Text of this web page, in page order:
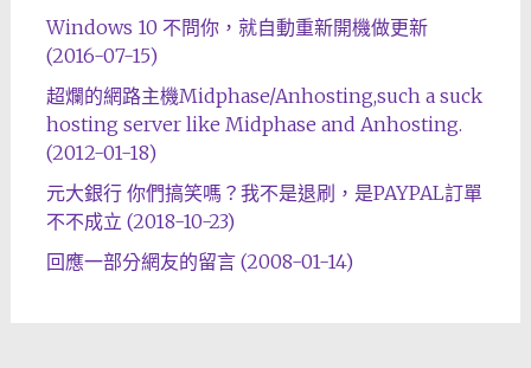
Windows 10 不問你，就自動重新開機做更新
(2016-07-15)
超爛的網路主機Midphase/Anhosting,such a suck
hosting server like Midphase and Anhosting.
(2012-01-18)
元大銀行 你們搞笑嗎？我不是退刷，是PAYPAL訂單
不不成立 (2018-10-23)
回應一部分網友的留言 (2008-01-14)